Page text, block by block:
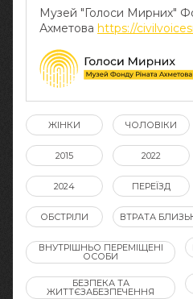
Музей "Голоси Мирних"
Ахметова https://
ЖІНКИ ЧОЛОВІКИ
2015 2022
2024 ПЕРЕЇЗД
ОБСТРІЛИ ВТРАТА
ВНУТРІШНЬО ПЕРЕМІЩЕНІ
ОСОБИ
БЕЗПЕКА ТА
ЖИТТЄЗАБЕЗПЕЧЕННЯ